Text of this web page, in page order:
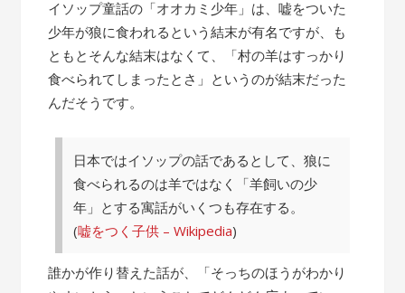
話”
イソップ童話の「オオカミ少年」は、嘘をついた
少年が狼に食われるという結末が有名ですが、も
ともとそんな結末はなくて、「村の羊はすっかり
食べられてしまったとさ」というのが結末だった
んだそうです。
日本ではイソップの話であるとして、狼に
食べられるのは羊ではなく「羊飼いの少
年」とする寓話がいくつも存在する。
(嘘をつく子供 – Wikipedia)
誰かが作り替えた話が、「そっちのほうがわかり